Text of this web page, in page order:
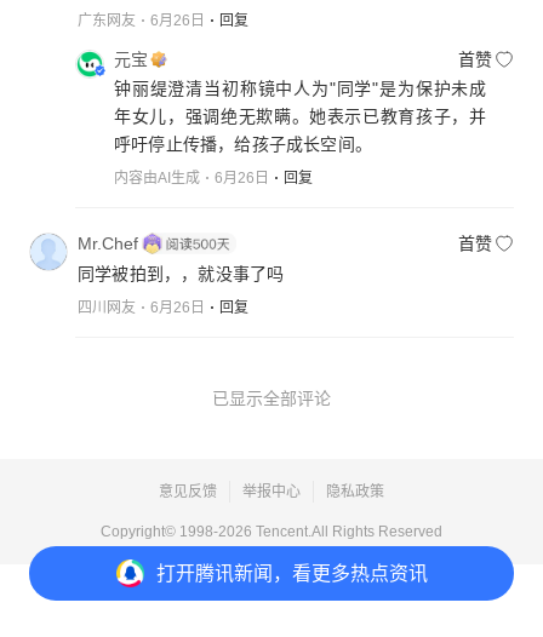
打开腾讯新闻，看更多热点资讯
广东网友 6月26日 回复
元宝
首赞
钟丽缇澄清当初称镜中人为"同学"是为保护未成
年女儿，强调绝无欺瞒。她表示已教育孩子，并
呼吁停止传播，给孩子成长空间。
内容由AI生成 6月26日 回复
Mr.Chef
首赞
同学被拍到，，就没事了吗
四川网友 6月26日 回复
已显示全部评论
意见反馈 举报中心 隐私政策
Copyright© 1998-2026 Tencent.All Rights Reserved